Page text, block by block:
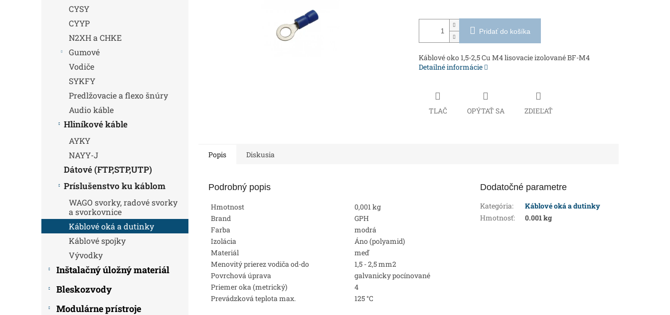
CYSY
CYYP
N2XH a CHKE
Gumové
Vodiče
SYKFY
Predlžovacie a flexo šnúry
Audio káble
Hliníkové káble
AYKY
NAYY-J
Dátové (FTP,STP,UTP)
Príslušenstvo ku káblom
WAGO svorky, radové svorky
a svorkovnice
Káblové oká a dutinky
Káblové spojky
Vývodky
Inštalačný úložný materiál
Bleskozvody
Modulárne prístroje
Pridať do košíka
Káblové oko 1,5-2,5 Cu M4 lisovacie izolované BF-M4
Detailné informácie
TLAČ OPÝTAŤ SA ZDIEĽAŤ
Popis Diskusia
Podrobný popis
Hmotnost
0,001 kg
Brand
GPH
Farba
modrá
Izolácia
Áno (polyamid)
Materiál
meď
Menovitý prierez vodiča od-do
1,5 - 2,5 mm2
Povrchová úprava
galvanicky pocínované
Priemer oka (metrický)
4
Prevádzková teplota max.
125 °C
Dodatočné parametre
Kategória:
Káblové oká a dutinky
Hmotnosť: 0.001 kg